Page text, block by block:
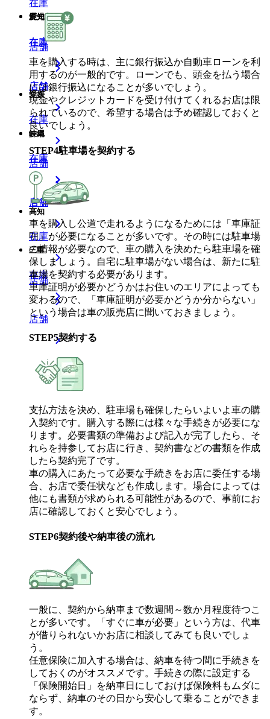
愛知
在庫
店舗
岐阜
在庫
店舗
三重
在庫
店舗
在庫
店舗
愛媛
在庫
店舗
高知
在庫
店舗
鹿児島
在庫
店舗
沖縄
在庫
店舗
車を購入する時は、主に銀行振込か自動車ローンを利
用するのが一般的です。ローンでも、頭金を払う場合
には銀行振込になることが多いでしょう。
現金やクレジットカードを受け付けてくれるお店は限
られているので、希望する場合は予め確認しておくと
良いでしょう。
STEP4駐車場を契約する
車を購入し公道で走れるようになるためには「車庫証
明」が必要になることが多いです。その時には駐車場
の情報が必要なので、車の購入を決めたら駐車場を確
保しましょう。自宅に駐車場がない場合は、新たに駐
車場を契約する必要があります。
車庫証明が必要かどうかはお住いのエリアによっても
変わるので、「車庫証明が必要かどうか分からない」
という場合は車の販売店に聞いておきましょう。
STEP5契約する
支払方法を決め、駐車場も確保したらいよいよ車の購
入契約です。購入する際には様々な手続きが必要にな
ります。必要書類の準備および記入が完了したら、そ
れらを持参してお店に行き、契約書などの書類を作成
したら契約完了です。
車の購入にあたって必要な手続きをお店に委任する場
合、お店で委任状なども作成します。場合によっては
他にも書類が求められる可能性があるので、事前にお
店に確認しておくと安心でしょう。
STEP6契約後や納車後の流れ
一般に、契約から納車まで数週間～数か月程度待つこ
とが多いです。「すぐに車が必要」という方は、代車
が借りられないかお店に相談してみても良いでしょ
う。
任意保険に加入する場合は、納車を待つ間に手続きを
しておくのがオススメです。手続きの際に設定する
「保険開始日」を納車日にしておけば保険料もムダに
ならず、納車のその日から安心して乗ることができま
す。